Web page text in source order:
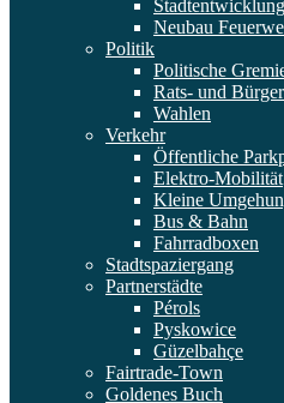
Neubau
Politik
Politische
Rats- und
Wahlen
Verkehr
Öffentliche
Elektro-Mobilität
Kleine
Bus & Bahn
Fahrradboxen
Stadtspaziergang
Partnerstädte
Pérols
Pyskowice
Güzelbahçe
Fairtrade-Town
Goldenes Buch